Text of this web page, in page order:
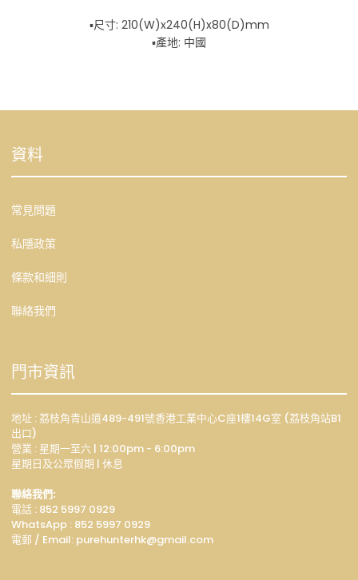
▪️尺寸: 210(W)x240(H)x80(D)mm
▪️產地: 中國
資料
常見問題
私隱政策
條款和細則
聯絡我們
門市資訊
地址 : 荔枝角青山道489-491號香港工業中心C座1樓14G室 (荔枝角站B1
出口)
營業 : 星期一至六 | 12:00pm - 6:00pm
星期日及公眾假期 | 休息
聯絡我們:
電話 : 852 5997 0929
WhatsApp : 852 5997 0929
電郵 / Email: purehunterhk@gmail.com